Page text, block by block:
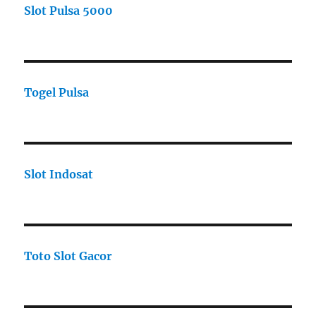
Slot Pulsa 5000
Togel Pulsa
Slot Indosat
Toto Slot Gacor